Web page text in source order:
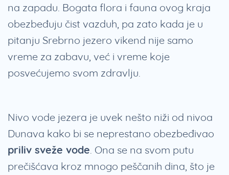
na zapadu. Bogata flora i fauna ovog kraja
obezbeđuju čist vazduh, pa zato kada je u
pitanju Srebrno jezero vikend nije samo
vreme za zabavu, već i vreme koje
posvećujemo svom zdravlju.
Nivo vode jezera je uvek nešto niži od nivoa
Dunava kako bi se neprestano obezbeđivao
priliv sveže vode . Ona se na svom putu
prečišćava kroz mnogo peščanih dina, što je